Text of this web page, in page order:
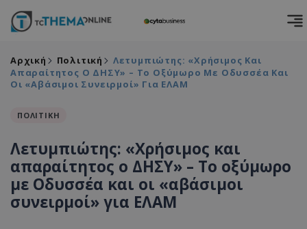
Αρχική Πολιτική
Λετυμπιώτης: «Χρήσιμος Και
Απαραίτητος Ο ΔΗΣΥ» – Το Οξύμωρο Με Οδυσσέα Και
Οι «αβάσιμοι Συνειρμοί» Για ΕΛΑΜ
ΠΟΛΙΤΙΚΗ
Λετυμπιώτης: «Χρήσιμος και
απαραίτητος ο ΔΗΣΥ» – Το οξύμωρο
με Οδυσσέα και οι «αβάσιμοι
συνειρμοί» για ΕΛΑΜ